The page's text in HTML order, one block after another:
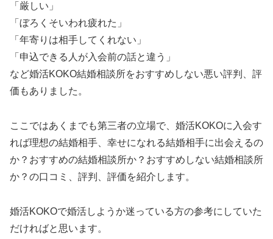
「厳しい」
「ぼろくそいわれ疲れた」
「年寄りは相手してくれない」
「申込できる人が入会前の話と違う」
など婚活KOKO結婚相談所をおすすめしない悪い評判、評
価もありました。
ここではあくまでも第三者の立場で、婚活KOKOに入会す
れば理想の結婚相手、幸せになれる結婚相手に出会えるの
か？おすすめの結婚相談所か？おすすめしない結婚相談所
か？の口コミ、評判、評価を紹介します。
婚活KOKOで婚活しようか迷っている方の参考にしていた
だければと思います。